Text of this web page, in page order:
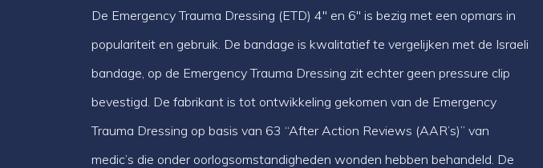
De Emergency Trauma Dressing (ETD) 4" en 6" is bezig met een opmars in
populariteit en gebruik. De bandage is kwalitatief te vergelijken met de Israeli
bandage, op de Emergency Trauma Dressing zit echter geen pressure clip
bevestigd. De fabrikant is tot ontwikkeling gekomen van de Emergency
Trauma Dressing op basis van 63 “After Action Reviews (AAR’s)” van
medic’s die onder oorlogsomstandigheden wonden hebben behandeld. De